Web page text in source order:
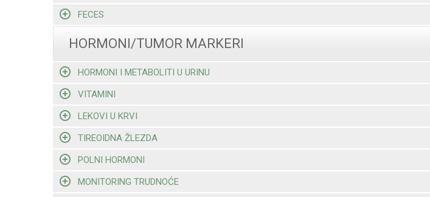
FECES
HORMONI/TUMOR MARKERI
HORMONI I METABOLITI U URINU
VITAMINI
LEKOVI U KRVI
TIREOIDNA ŽLEZDA
POLNI HORMONI
MONITORING TRUDNOĆE